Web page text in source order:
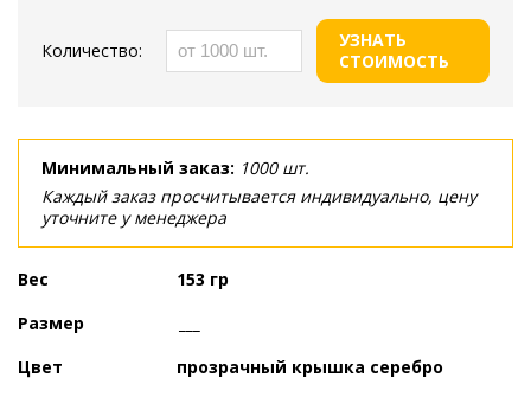
Количество:
УЗНАТЬ
СТОИМОСТЬ
Минимальный заказ: 1000 шт.
Каждый заказ просчитывается индивидуально, цену
уточните у менеджера
Вес 153 гр
Размер ___
Цвет прозрачный крышка серебро